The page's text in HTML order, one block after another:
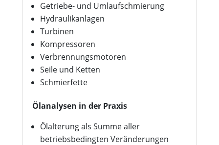
Getriebe- und Umlaufschmierung
Hydraulikanlagen
Turbinen
Kompressoren
Verbrennungsmotoren
Seile und Ketten
Schmierfette
Ölanalysen in der Praxis
Ölalterung als Summe aller
betriebsbedingten Veränderungen